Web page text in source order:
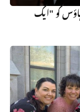
کو "ایک